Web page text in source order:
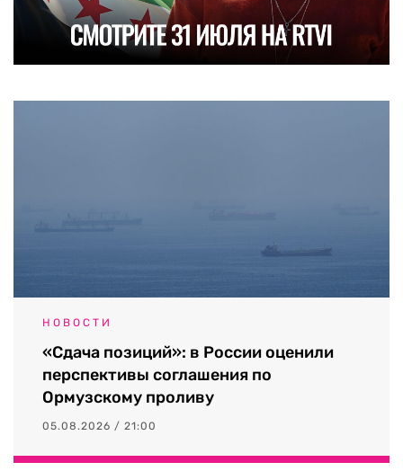
НОВОСТИ
«Сдача позиций»: в России оценили
перспективы соглашения по
Ормузскому проливу
05.08.2026 / 21:00